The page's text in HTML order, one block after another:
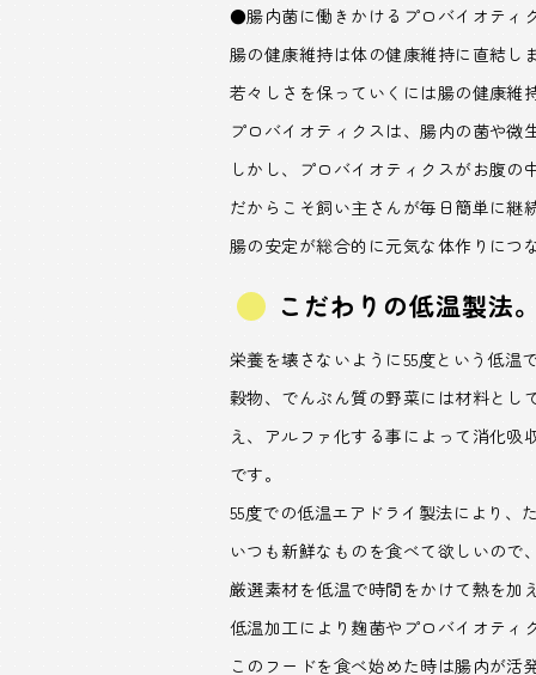
●腸内菌に働きかけるプロバイオティ
腸の健康維持は体の健康維持に直結し
若々しさを保っていくには腸の健康維
プロバイオティクスは、腸内の菌や
しかし、プロバイオティクスがお腹
だからこそ飼い主さんが毎日簡単に継
腸の安定が総合的に元気な体作りにつ
こだわりの低温製法
栄養を壊さないように55度という低温
穀物、でんぷん質の野菜には材料とし
え、アルファ化する事によって消化
です。
55度での低温エアドライ製法により、
いつも新鮮なものを食べて欲しいの
厳選素材を低温で時間をかけて熱を加
低温加工により麹菌やプロバイオティ
このフードを食べ始めた時は腸内が